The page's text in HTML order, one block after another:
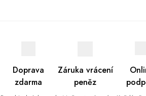
Doprava
zdarma
Záruka vrácení
peněz